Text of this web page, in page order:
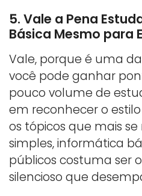
5. Vale a Pena
Básica Mesmo para
Vale, porque é uma
você pode ganhar
pouco volume de
em reconhecer o
os tópicos que mais
simples, informática
públicos costuma ser
silencioso que